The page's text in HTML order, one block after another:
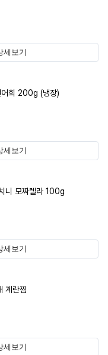
세보기
회 200g (냉장)
세보기
니 모짜렐라 100g
세보기
계란찜
세보기